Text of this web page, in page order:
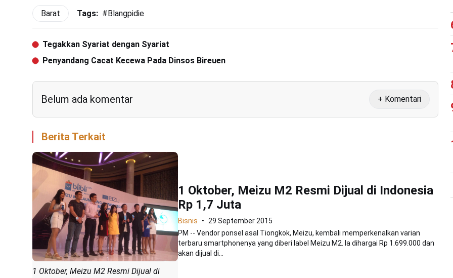
Barat Tags: #Blangpidie
Tegakkan Syariat dengan Syariat
Penyandang Cacat Kecewa Pada Dinsos Bireuen
Belum ada komentar + Komentari
Berita Terkait
1 Oktober, Meizu M2 Resmi Dijual di
1 Oktober, Meizu M2 Resmi Dijual di Indonesia
Rp 1,7 Juta
Bisnis
29 September 2015
PM -- Vendor ponsel asal Tiongkok, Meizu, kembali memperkenalkan varian
terbaru smartphonenya yang diberi label Meizu M2. Ia dihargai Rp 1.699.000 dan
akan dijual di...